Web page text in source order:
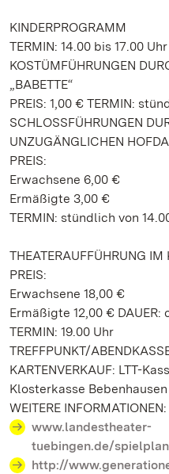
KINDERPROGRAMM
TERMIN: 14.00 bis 17.00 Uhr
KOSTÜMFÜHRUNGEN
„BABETTE“
PREIS: 1,00 € TERMIN:
SCHLOSSFÜHRUNGEN
UNZUGÄNGLICHEN
PREIS:
Erwachsene 6,00 €
Ermäßigte 3,00 €
TERMIN: stündlich von
THEATERAUFFÜHRUNG
PREIS:
Erwachsene 18,00 €
Ermäßigte 12,00 €
TERMIN: 19.00 Uhr
TREFFPUNKT/
KARTENVERKAUF: LTT-
Klosterkasse
WEITERE INFORMATIONEN:
www.landestheater-
tuebingen.de/
http://